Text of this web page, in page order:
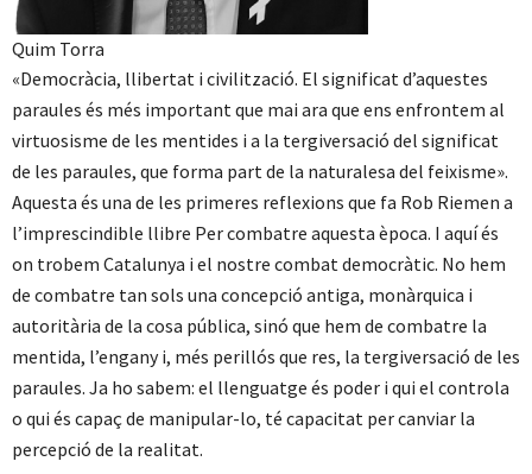
Quim Torra
«Democràcia, llibertat i civilització. El significat d’aquestes
paraules és més important que mai ara que ens enfrontem al
virtuosisme de les mentides i a la tergiversació del significat
de les paraules, que forma part de la naturalesa del feixisme».
Aquesta és una de les primeres reflexions que fa Rob Riemen a
l’imprescindible llibre Per combatre aquesta època. I aquí és
on trobem Catalunya i el nostre combat democràtic. No hem
de combatre tan sols una concepció antiga, monàrquica i
autoritària de la cosa pública, sinó que hem de combatre la
mentida, l’engany i, més perillós que res, la tergiversació de les
paraules. Ja ho sabem: el llenguatge és poder i qui el controla
o qui és capaç de manipular-lo, té capacitat per canviar la
percepció de la realitat.